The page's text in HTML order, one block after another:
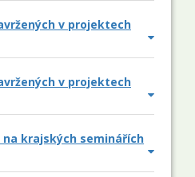
v projektech
v projektech
krajských seminářích